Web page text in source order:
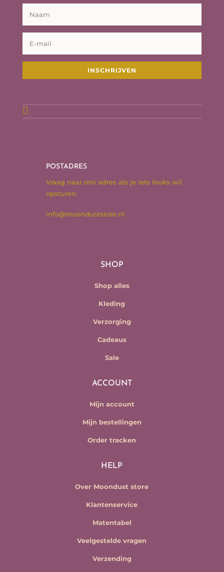
INSCHRIJVEN

POSTADRES
Vraag naar ons adres als je iets leuks wil
opsturen.
info@moonduststore.nl
SHOP
Shop alles
Kleding
Verzorging
Cadeaus
Sale
ACCOUNT
Mijn account
Mijn bestellingen
Order tracken
HELP
Over Moondust store
Klantenservice
Matentabel
Veelgestelde vragen
Verzending